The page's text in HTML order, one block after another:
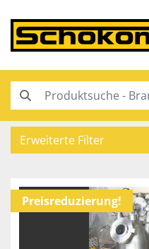
Erweiterte Filter
Preisreduzierung!